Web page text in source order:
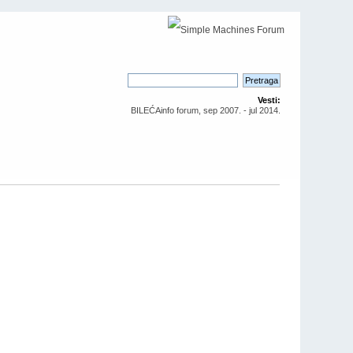
Vesti:
BILEĆAinfo forum, sep 2007. - jul 2014.